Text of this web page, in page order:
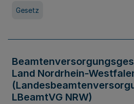
Gesetz
Land Nordrhein-
LBeamtVG NRW)